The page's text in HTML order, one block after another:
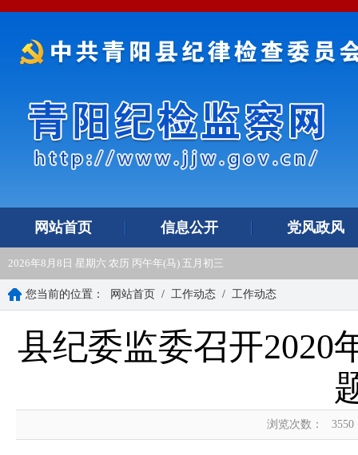
网站首页 信息公开 党风政风
2026年8月8日 星期六 农历 丙午年(马) 五月初三
您当前的位置： 网站首页 / 工作动态 / 工作动态
县纪委监委召开2020
浏览次数： 3550